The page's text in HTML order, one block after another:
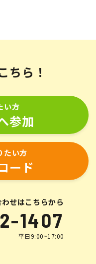
ちら！
い方
参加
たい方
ード
せはこちらから
1407
平日9:00~17:00